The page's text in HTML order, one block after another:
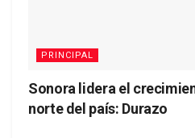
PRINCIPAL
Sonora lidera el
norte del país: Durazo